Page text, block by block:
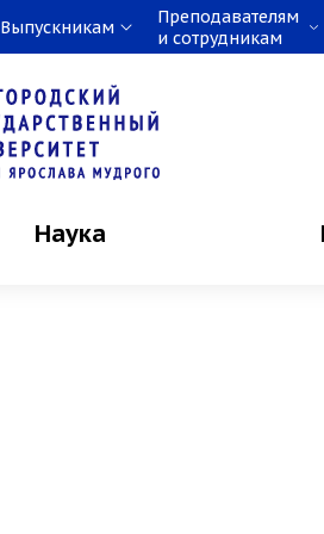
Выпускникам
Преподавателям
и сотрудникам
Наука